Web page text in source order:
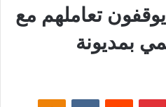
يوقفون تعاملهم مع
بمديونة
بينتيريست